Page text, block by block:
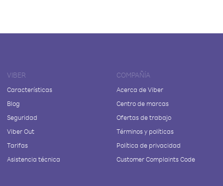
VIBER
Características
Blog
Seguridad
Viber Out
Tarifas
Asistencia técnica
COMPAÑÍA
Acerca de Viber
Centro de marcas
Ofertas de trabajo
Términos y políticas
Política de privacidad
Customer Complaints Code